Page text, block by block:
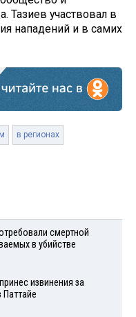
Тазиев участвовал в
нападений и в самих
в регионах
смертной
в убийстве
извинения за
Паттайе